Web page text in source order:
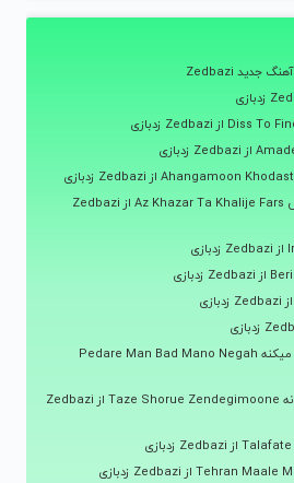
آهنگ جدید Zedbazi
دانلود آهنگ از خزر تا خلیج فارس Az Khazar Ta Khalije Fars از Zedbazi
دانلود آهنگ پدر من منو بد نگاه میکنه Pedare Man Bad Mano Negah
دانلود آهنگ تازه شروع زندگیمونه Taze Shorue Zendegimoone از Zedbazi